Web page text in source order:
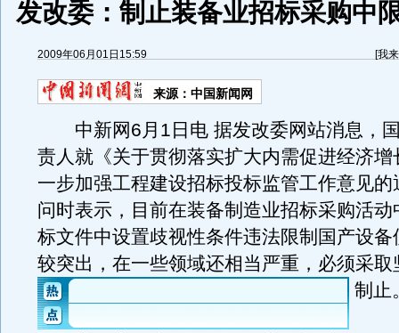
发改委：制止装备业招标采购中
2009年06月01日15:59 [我
来源： 中国新闻网
中新网6月1日电 据发改委网站消息，
责人就《关于贯彻落实扩大内需促进经济增
一步加强工程建设招标投标监管工作意见的
问时表示，目前在装备制造业招标采购活动
标文件中设置歧视性条件违法限制国产设备
较突出，在一些领域还相当严重，必须采取
制止